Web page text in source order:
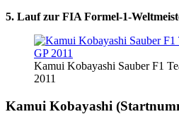
5. Lauf zur FIA Formel-1-
Kamui Kobayashi Sauber F1
2011
Kamui Kobayashi